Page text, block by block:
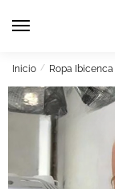
Inicio / Ropa Ibicenca